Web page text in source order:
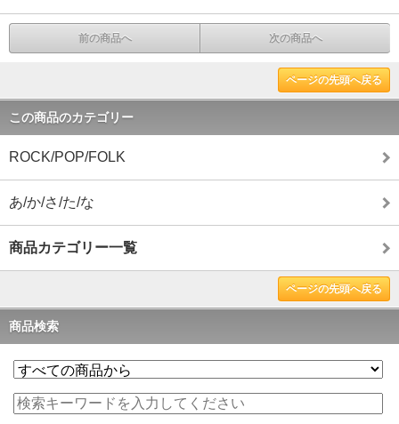
前の商品へ 次の商品へ
ページの先頭へ戻る
この商品のカテゴリー
ROCK/POP/FOLK
あ/か/さ/た/な
商品カテゴリー一覧
ページの先頭へ戻る
商品検索